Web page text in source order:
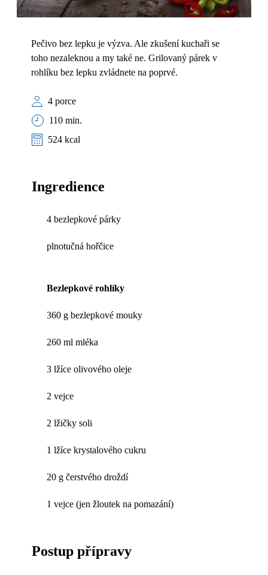
Pečivo bez lepku je výzva. Ale zkušení kuchaři se
toho nezaleknou a my také ne. Grilovaný párek v
rohlíku bez lepku zvládnete na poprvé.
4 porce
110 min.
524 kcal
Ingredience
4 bezlepkové párky
plnotučná hořčice
Bezlepkové rohlíky
360 g bezlepkové mouky
260 ml mléka
3 lžíce olivového oleje
2 vejce
2 lžičky soli
1 lžíce krystalového cukru
20 g čerstvého droždí
1 vejce (jen žloutek na pomazání)
Postup přípravy